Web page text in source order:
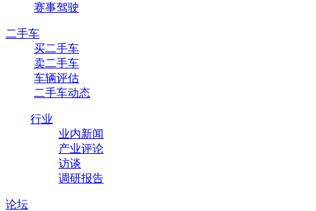
赛事驾驶
二手车
买二手车
卖二手车
车辆评估
二手车动态
行业
业内新闻
产业评论
访谈
调研报告
论坛